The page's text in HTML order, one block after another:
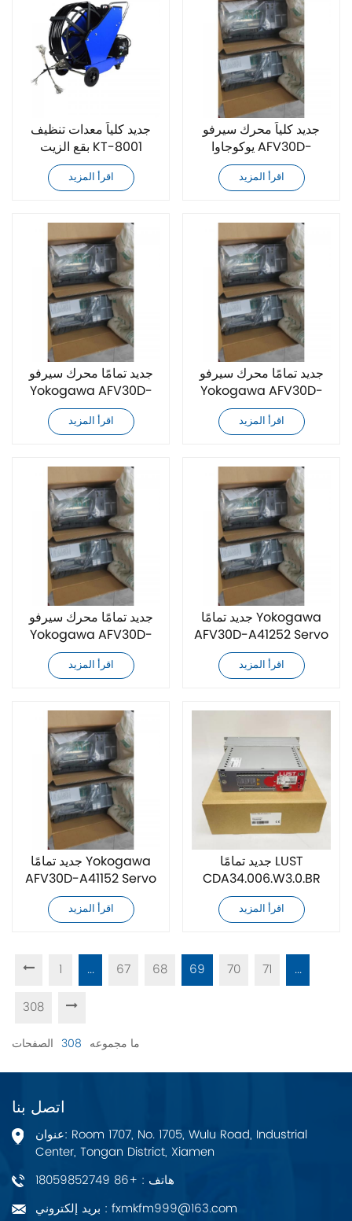
جديد كلياً معدات تنظيف
بقع الزيت KT-8001
اقرأ المزيد
جديد كلياً محرك سيرفو
يوكوجاوا AFV30D-
A41253
اقرأ المزيد
جديد تمامًا محرك سيرفو
Yokogawa AFV30D-
A41462
اقرأ المزيد
جديد تمامًا محرك سيرفو
Yokogawa AFV30D-
A41262
اقرأ المزيد
جديد تمامًا محرك سيرفو
Yokogawa AFV30D-
A41251
اقرأ المزيد
جديد تمامًا Yokogawa
AFV30D-A41252 Servo
Drive
اقرأ المزيد
جديد تمامًا Yokogawa
AFV30D-A41152 Servo
Drive
اقرأ المزيد
جديد تمامًا LUST
CDA34.006.W3.0.BR
محرك سيرفو
اقرأ المزيد
1 ... 67 68 69 70 71
...
308
ما مجموعه 308 الصفحات
اتصل بنا
عنوان: Room 1707, No. 1705, Wulu Road, Industrial
Center, Tongan District, Xiamen
هاتف : +86 18059852749
بريد إلكتروني : fxmkfm999@163.com